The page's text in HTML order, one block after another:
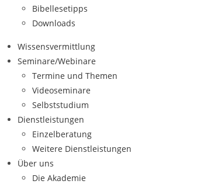
Bibellesetipps
Downloads
Wissensvermittlung
Seminare/Webinare
Termine und Themen
Videoseminare
Selbststudium
Dienstleistungen
Einzelberatung
Weitere Dienstleistungen
Über uns
Die Akademie